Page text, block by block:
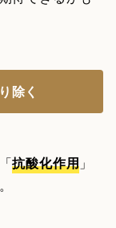
除く
抗酸化作用 」